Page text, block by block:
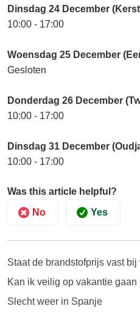
Dinsdag 24 December
10:00 - 17:00
Woensdag 25 December
Gesloten
Donderdag 26 December
10:00 - 17:00
Dinsdag 31 December
10:00 - 17:00
Was this article helpful?
No
Yes
Staat de brandstofprijs vast
Kan ik veilig op vakantie gaan
Slecht weer in Spanje